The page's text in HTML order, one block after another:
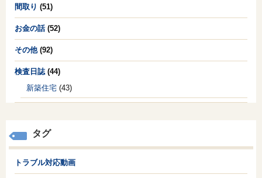
間取り (51)
お金の話(52)
その他(92)
検査日誌 (44)
新築住宅 (43)
タグ
トラブル対応動画